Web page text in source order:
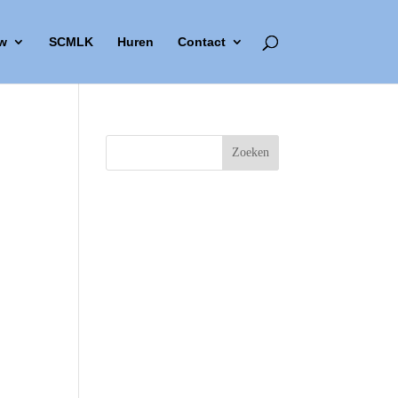
SCMLK Huren Contact